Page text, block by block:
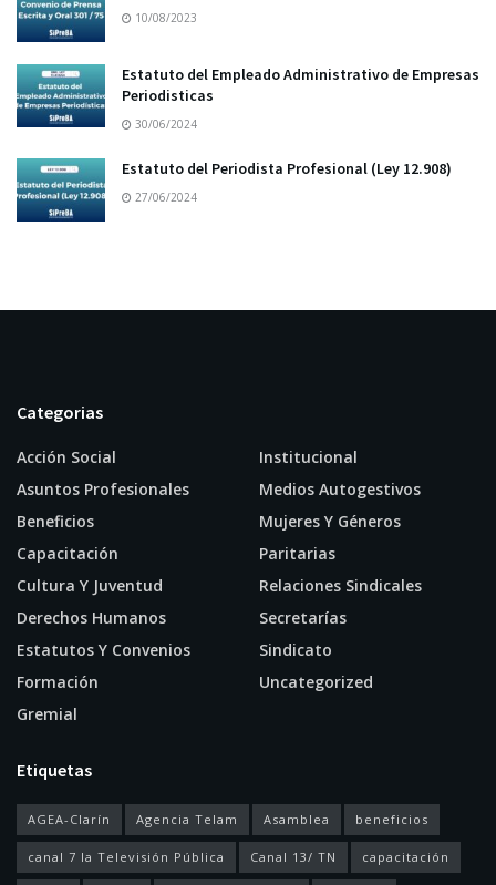
10/08/2023
Estatuto del Empleado Administrativo de Empresas
Periodisticas
30/06/2024
Estatuto del Periodista Profesional (Ley 12.908)
27/06/2024
Categorias
Acción Social
Asuntos Profesionales
Beneficios
Capacitación
Cultura Y Juventud
Derechos Humanos
Estatutos Y Convenios
Formación
Gremial
Institucional
Medios Autogestivos
Mujeres Y Géneros
Paritarias
Relaciones Sindicales
Secretarías
Sindicato
Uncategorized
Etiquetas
AGEA-Clarín Agencia Telam Asamblea beneficios
canal 7 la Televisión Pública Canal 13/ TN capacitación